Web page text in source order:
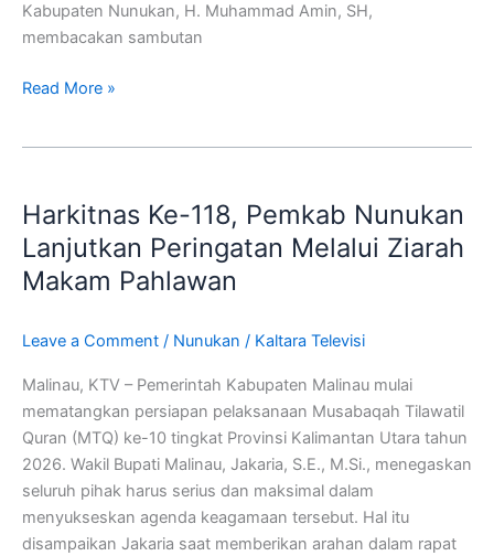
Kabupaten Nunukan, H. Muhammad Amin, SH,
membacakan sambutan
Read More »
Harkitnas Ke-118, Pemkab Nunukan
Lanjutkan Peringatan Melalui Ziarah
Makam Pahlawan
Leave a Comment / Nunukan / Kaltara Televisi
Malinau, KTV – Pemerintah Kabupaten Malinau mulai
mematangkan persiapan pelaksanaan Musabaqah Tilawatil
Quran (MTQ) ke-10 tingkat Provinsi Kalimantan Utara tahun
2026. Wakil Bupati Malinau, Jakaria, S.E., M.Si., menegaskan
seluruh pihak harus serius dan maksimal dalam
menyukseskan agenda keagamaan tersebut. Hal itu
disampaikan Jakaria saat memberikan arahan dalam rapat
118,
Pemkab
Nunukan
Lanjutkan
Melalui